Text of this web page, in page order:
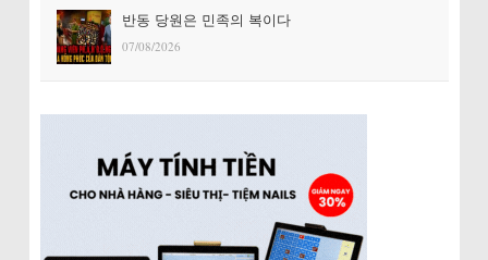
반동 당원은 민족의 복이다
07/08/2026